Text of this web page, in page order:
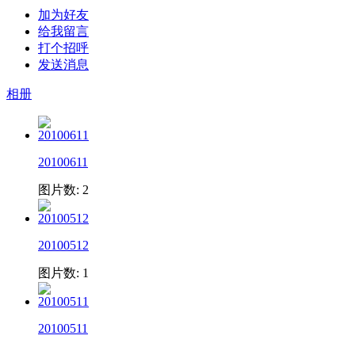
加为好友
给我留言
打个招呼
发送消息
相册
20100611
图片数: 2
20100512
图片数: 1
20100511